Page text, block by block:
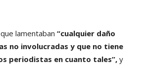
lamentaban “cualquier daño
no involucradas y que no tiene
periodistas en cuanto tales”, y